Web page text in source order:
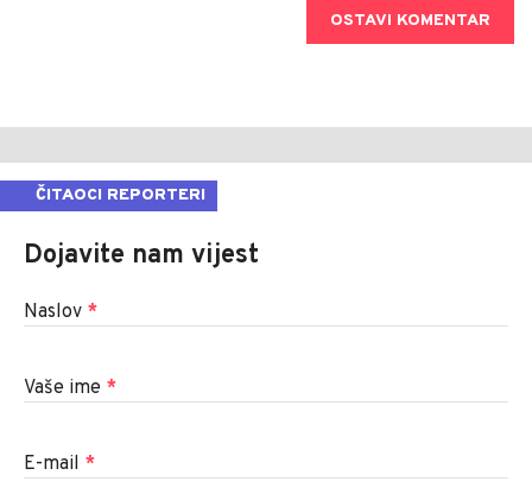
OSTAVI KOMENTAR
ČITAOCI REPORTERI
Dojavite nam vijest
Naslov *
Vaše ime *
E-mail *